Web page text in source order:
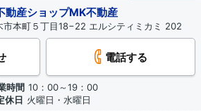
動産ショップMK不動産
本町５丁目18−22 エルシティミカミ 202
電話する
時間 10：00～19：00
休日 火曜日・水曜日